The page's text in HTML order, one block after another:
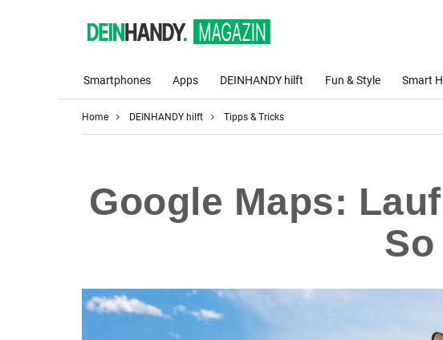
Smartphones Apps DEINHANDY hilft Fun & Style Smart
Home DEINHANDY hilft Tipps & Tricks
Google Maps: